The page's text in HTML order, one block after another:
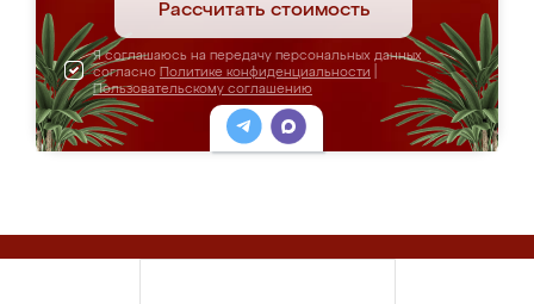
Рассчитать стоимость
Я соглашаюсь на передачу персональных данных
согласно Политике конфиденциальности
Пользовательскому соглашению